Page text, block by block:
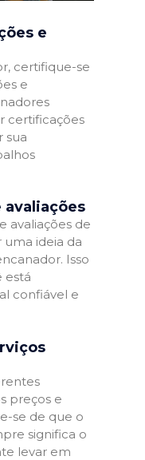
e
certifique-se
e
certificações
sua
avaliações de
ideia da
Isso
está
confiável e
preços e
se de que o
significa o
levar em